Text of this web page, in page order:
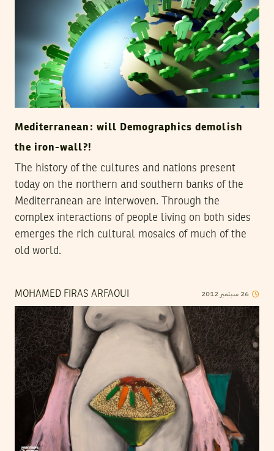
Mediterranean: will Demographics demolish
the iron-wall?!
The history of the cultures and nations present
today on the northern and southern banks of the
Mediterranean are interwoven. Through the
complex interactions of people living on both sides
emerges the rich cultural mosaics of much of the
old world.
MOHAMED FIRAS ARFAOUI 26 سبتمبر 2012